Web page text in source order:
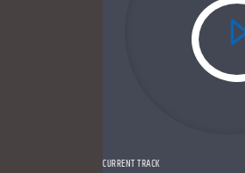
CURRENT TRACK